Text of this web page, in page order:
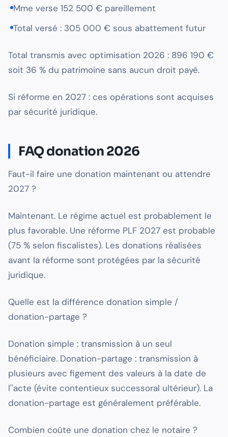
Mme verse 152 500 € pareillement
Total versé : 305 000 € sous abattement futur
Total transmis avec optimisation 2026 : 896 190 €
soit 36 % du patrimoine sans aucun droit payé.
Si réforme en 2027 : ces opérations sont acquises
par sécurité juridique.
FAQ donation 2026
Faut-il faire une donation maintenant ou attendre
2027 ?
Maintenant. Le régime actuel est probablement le
plus favorable. Une réforme PLF 2027 est probable
(75 % selon fiscalistes). Les donations réalisées
avant la réforme sont protégées par la sécurité
juridique.
Quelle est la différence donation simple /
donation-partage ?
Donation simple : transmission à un seul
bénéficiaire. Donation-partage : transmission à
plusieurs avec figement des valeurs à la date de
l''acte (évite contentieux successoral ultérieur). La
donation-partage est généralement préférable.
Combien coûte une donation chez le notaire ?